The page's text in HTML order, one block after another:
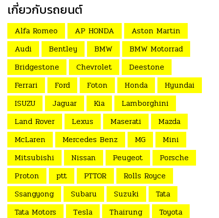
เกี่ยวกับรถยนต์
Alfa Romeo AP HONDA
Aston Martin
Audi
Bentley BMW
BMW Motorrad
Bridgestone
Chevrolet
Deestone
Ferrari
Ford Foton Honda
Hyundai
ISUZU
Jaguar Kia
Lamborghini
Land Rover
Lexus Maserati
Mazda
McLaren
Mercedes Benz MG
Mini
Mitsubishi
Nissan Peugeot
Porsche
Proton
ptt PTTOR
Rolls Royce
Ssangyong
Subaru Suzuki
Tata
Tata Motors
Tesla Thairung Toyota